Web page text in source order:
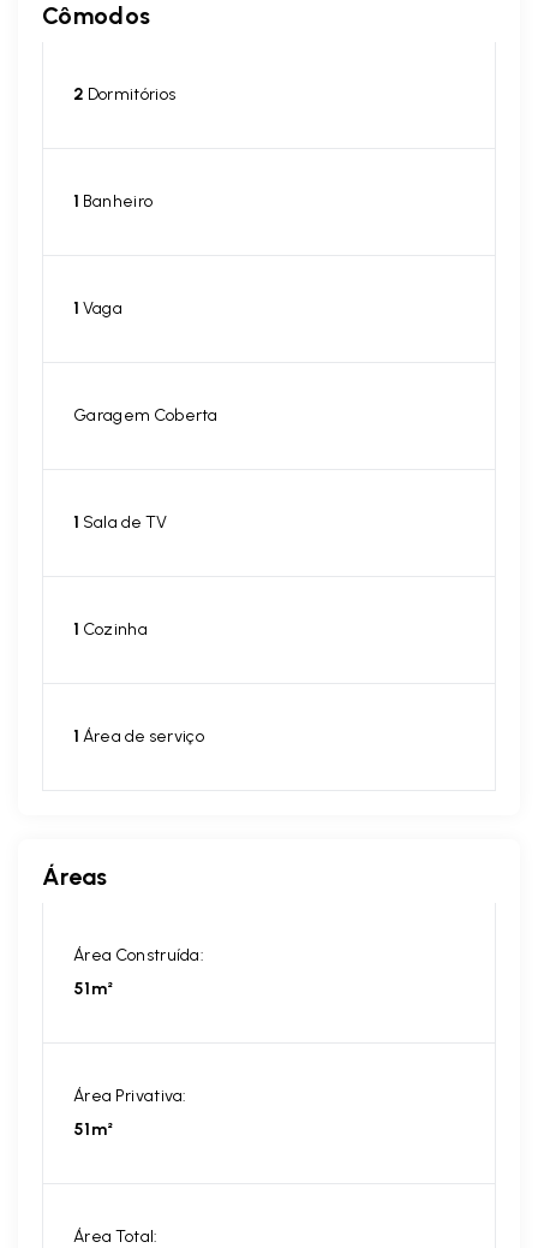
Cômodos
2 Dormitórios
1 Banheiro
1 Vaga
Garagem Coberta
1 Sala de TV
1 Cozinha
1 Área de serviço
Áreas
Área Construída:
51m²
Área Privativa:
51m²
Área Total: